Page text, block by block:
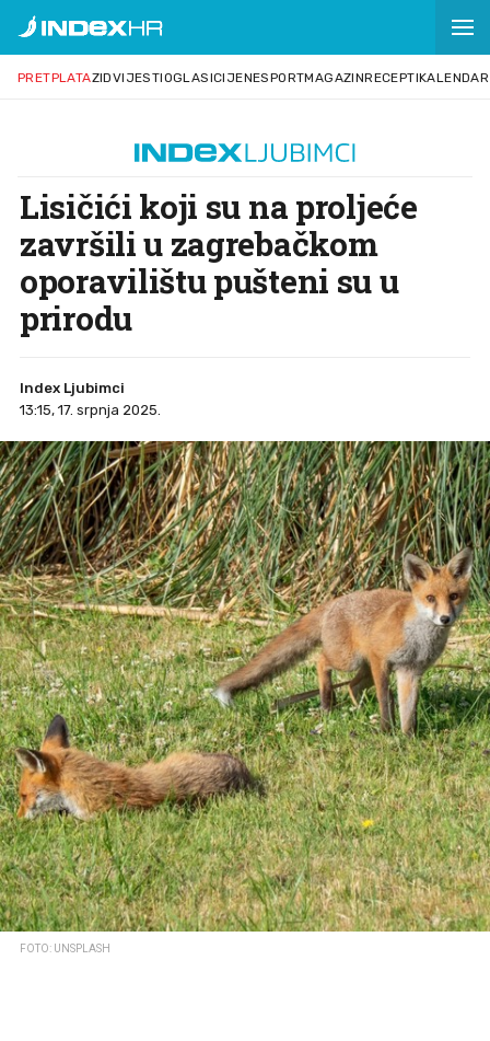
PRETPLATAZIDVIJESTIOGLASICIJENESPORTMAGAZINRECEPTIKALENDAR
Lisičići koji su na proljeće
završili u zagrebačkom
oporavilištu pušteni su u
prirodu
Index Ljubimci
13:15, 17. srpnja 2025.
FOTO: UNSPLASH